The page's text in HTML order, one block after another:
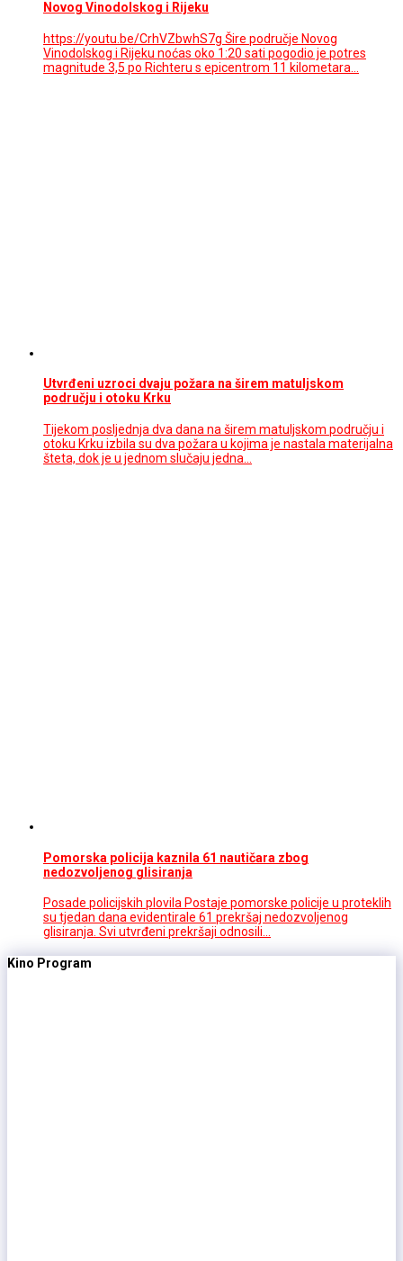
Novog Vinodolskog i Rijeku
https://youtu.be/CrhVZbwhS7g Šire područje Novog
Vinodolskog i Rijeku noćas oko 1:20 sati pogodio je potres
magnitude 3,5 po Richteru s epicentrom 11 kilometara…
Utvrđeni uzroci dvaju požara na širem matuljskom
području i otoku Krku
Tijekom posljednja dva dana na širem matuljskom području i
otoku Krku izbila su dva požara u kojima je nastala materijalna
šteta, dok je u jednom slučaju jedna…
Pomorska policija kaznila 61 nautičara zbog
nedozvoljenog glisiranja
Posade policijskih plovila Postaje pomorske policije u proteklih
su tjedan dana evidentirale 61 prekršaj nedozvoljenog
glisiranja. Svi utvrđeni prekršaji odnosili…
Kino Program